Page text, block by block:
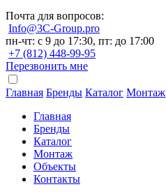
Почта для вопросов:
Info@3C-Group.pro
пн-чт: с 9 до 17:30, пт: до 17:00
+7 (812) 448-99-95
Перезвонить мне
Главная Бренды Каталог Монтаж
Главная
Бренды
Каталог
Монтаж
Объекты
Контакты